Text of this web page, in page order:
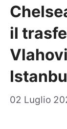
il
02 Luglio